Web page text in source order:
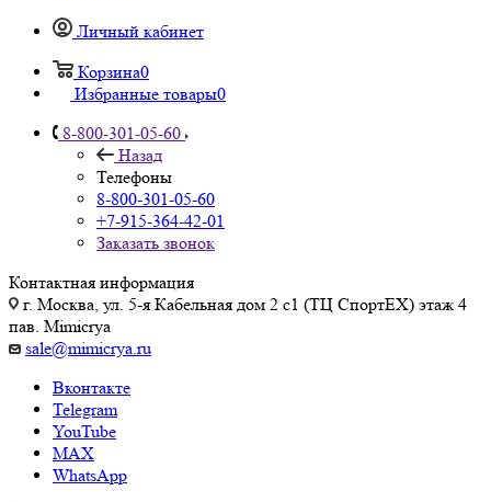
Личный кабинет
Корзина0
Избранные товары0
8-800-301-05-60
Назад
Телефоны
8-800-301-05-60
+7-915-364-42-01
Заказать звонок
Контактная информация
г. Москва, ул. 5-я Кабельная дом 2 с1 (ТЦ СпортEX) этаж 4
пав. Mimicrya
sale@mimicrya.ru
Вконтакте
Telegram
YouTube
MAX
WhatsApp